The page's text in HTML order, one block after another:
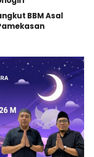
BBM Asal